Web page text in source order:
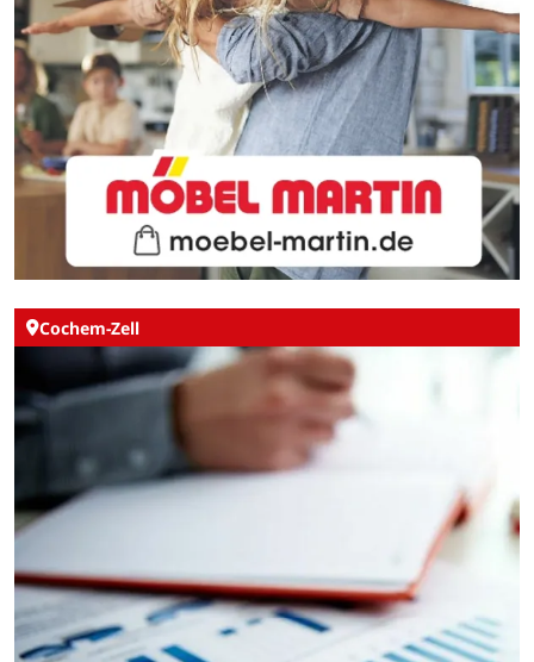
Cochem-Zell